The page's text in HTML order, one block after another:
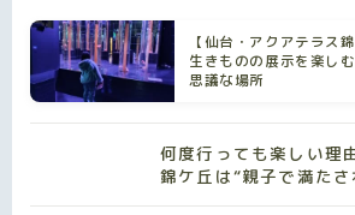
【仙台・アクアテラス
生きものの展示を楽し
思議な場所
何度行っても楽しい理
錦ケ丘は“親子で満た